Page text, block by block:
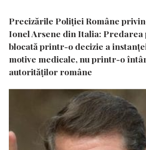
Precizările Poliţiei Române
Ionel Arsene din Italia: Predarea
blocată printr-o decizie a
motive medicale, nu printr-o
autorităţilor române